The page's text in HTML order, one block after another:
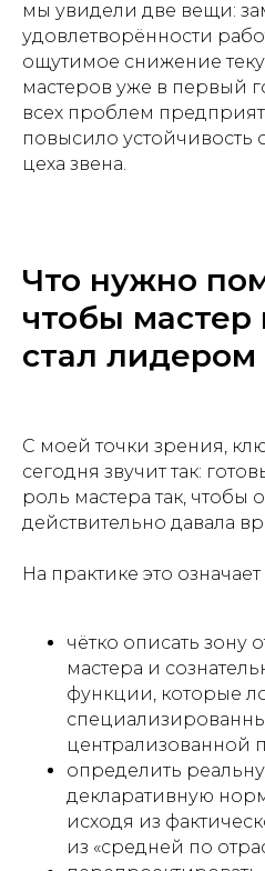
мы увидели две вещи:
удовлетворённости
ощутимое снижение
мастеров уже в первый
всех проблем
повысило устойчивость
цеха звена.
Что нужно
чтобы
стал лидером
С моей точки зрения,
сегодня звучит так:
роль мастера так,
действительно давала
На практике это
чётко описать зону
мастера и
функции, которые
централизованной
определить
декларативную
исходя из
из «средней по